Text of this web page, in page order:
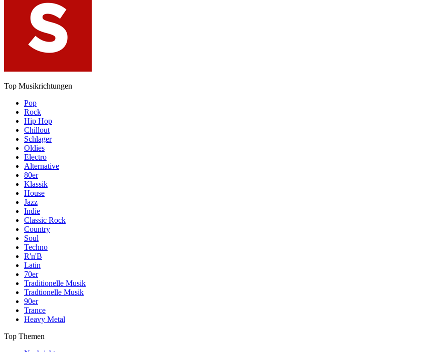
Top Musikrichtungen
Pop
Rock
Hip Hop
Chillout
Schlager
Oldies
Electro
Alternative
80er
Klassik
House
Jazz
Indie
Classic Rock
Country
Soul
Techno
R'n'B
Latin
70er
Traditionelle Musik
Tradtionelle Musik
90er
Trance
Heavy Metal
Top Themen